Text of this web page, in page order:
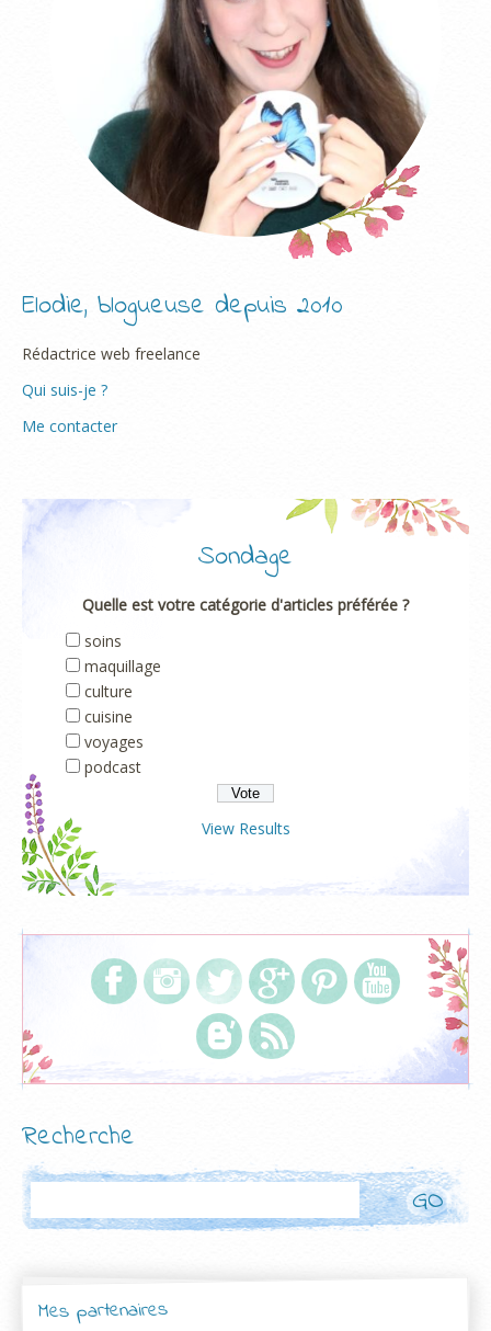
Elodie, blogueuse depuis 2010
Rédactrice web freelance
Qui suis-je ?
Me contacter
Sondage
Quelle est votre catégorie d'articles préférée ?
soins
maquillage
culture
cuisine
voyages
podcast
View Results
Recherche
Mes partenaires